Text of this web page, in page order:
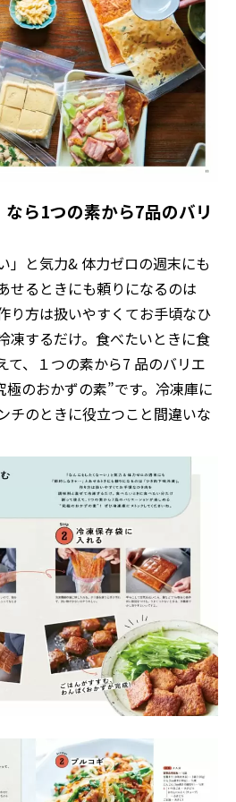
なら1つの素から7品のバリ
」と気力& 体力ゼロの週末にも
せるときにも頼りになるのは
り方は扱いやすくてお手頃なひ
凍するだけ。食べたいときに食
て、１つの素から7 品のバリエ
のおかずの素”です。冷凍庫に
チのときに役立つこと間違いな